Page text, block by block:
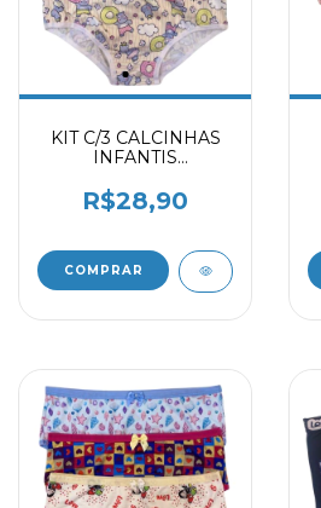
KIT C/3 CALCINHAS
INFANTIS
2070903
R$28,90
COMPRAR